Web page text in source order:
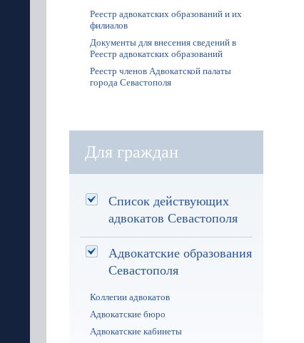
Реестр адвокатских образований и их
филиалов
Документы для внесения сведений в
Реестр адвокатских образований
Реестр членов Адвокатской палаты
города Севастополя
Для граждан
Список действующих
адвокатов Севастополя
Адвокатские образования
Севастополя
Коллегии адвокатов
Адвокатские бюро
Адвокатские кабинеты